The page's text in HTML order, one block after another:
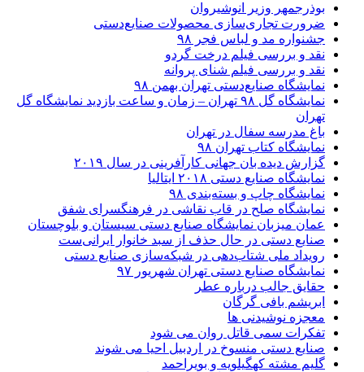
بوذرجمهر وزیر انوشیروان
ضرورت تجاری‌سازی محصولات صنایع‌دستی
جشنواره مد و لباس فجر ۹۸
نقد و بررسی فیلم درخت گردو
نقد و بررسی فیلم شنای پروانه
نمایشگاه صنایع‌دستی تهران بهمن ۹۸
نمایشگاه گل ۹۸ تهران – زمان و ساعت بازدید نمایشگاه گل
تهران
باغ مدرسه سفال در تهران
نمایشگاه کتاب تهران ۹۸
گزارش دیده بان جهانی کارآفرینی در سال ۲۰۱۹
نمایشگاه صنایع دستی ۲۰۱۸ ایتالیا
نمایشگاه چاپ و بسته‌بندی ۹۸
نمایشگاه صلح در قاب نقاشی در فرهنگسرای شفق
عمان میزبان نمایشگاه صنایع دستی سیستان و بلوچستان
صنایع دستی در حال حذف از سبد خانوار ایرانی‌ست
رویداد ملی شتاب‌دهی در شبکه‌سازی صنایع دستی
نمایشگاه صنایع دستی تهران شهریور ۹۷
حقایق جالب درباره عطر
ابریشم بافی گرگان
معجزه نوشیدنی ها
تفکرات سمی قاتل روان می شود
صنایع دستی منسوخ در اردبیل احیا می شوند
گلیم مشته کهگیلویه و بویراحمد